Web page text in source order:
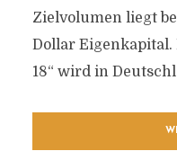
Zielvolumen liegt
Dollar Eigenkapital.
18“ wird in